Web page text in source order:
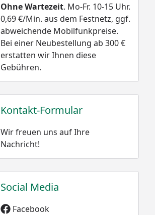
Ohne Wartezeit. Mo-Fr. 10-15 Uhr.
0,69 €/Min. aus dem Festnetz, ggf.
abweichende Mobilfunkpreise.
Bei einer Neubestellung ab 300 €
erstatten wir Ihnen diese
Gebühren.
Kontakt-Formular
Wir freuen uns auf Ihre
Nachricht!
Social Media
Facebook